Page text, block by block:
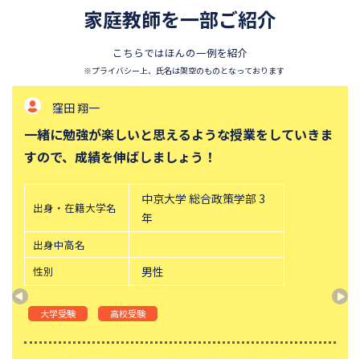
白百合学園中学校
サレジオ学院中学校
等部
帝塚山中学校
攻玉社中学校
東京都市大学付属中学校
三田国際科学学園中学校
青山学院中等部
高輪中学校
青山学院横浜英和中学校
中央大学附属横浜中学校
学習院中等科
田園調布学園中等部
城北中学校
大宮開成中学校
法政大学第二中学校
家庭教師を一部ご紹介
こちらではほんの一例を紹介
※プライバシー上、氏名は架空のものとなっております
窪田 翔一
一緒に勉強が楽しいと思えるような授業をしていきま
すので、成績を伸ばしましょう！
出身・在籍大学名
中京大学 総合政策学部 3
年
出身中高名
性別
男性
大学受験 高校受験